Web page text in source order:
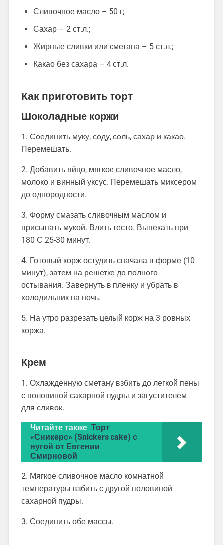
Сливочное масло – 50 г;
Сахар – 2 ст.л.;
Жирные сливки или сметана – 5 ст.л.;
Какао без сахара – 4 ст.л.
Как приготовить торт
Шоколадные коржи
1. Соединить муку, соду, соль, сахар и какао.
Перемешать.
2. Добавить яйцо, мягкое сливочное масло,
молоко и винный уксус. Перемешать миксером
до однородности.
3. Форму смазать сливочным маслом и
присыпать мукой. Влить тесто. Выпекать при
180 С 25-30 минут.
4. Готовый корж остудить сначала в форме (10
минут), затем на решетке до полного
остывания. Завернуть в пленку и убрать в
холодильник на ночь.
5. На утро разрезать целый корж на 3 ровных
коржа.
Крем
1. Охлажденную сметану взбить до легкой пены
с половиной сахарной пудры и загустителем
для сливок.
Читайте также Торт
«Сникерс» (Snickers cake) с
нугой от Евгении
Смирновой
2. Мягкое сливочное масло комнатной
температуры взбить с другой половиной
сахарной пудры.
3. Соединить обе массы.